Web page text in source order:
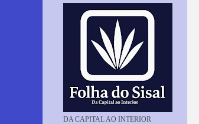
DA CAPITAL AO INTERIOR